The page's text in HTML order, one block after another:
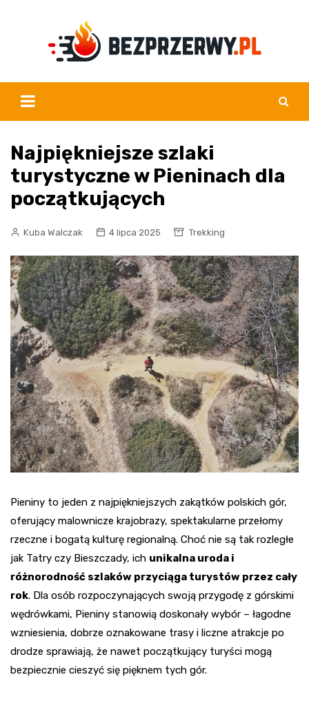
Najpiękniejsze szlaki
turystyczne w Pieninach dla
początkujących
Kuba Walczak 4 lipca 2025 Trekking
Pieniny to jeden z najpiękniejszych zakątków polskich gór,
oferujący malownicze krajobrazy, spektakularne przełomy
rzeczne i bogatą kulturę regionalną. Choć nie są tak rozległe
jak Tatry czy Bieszczady, ich unikalna uroda i
różnorodność szlaków przyciąga turystów przez cały
rok. Dla osób rozpoczynających swoją przygodę z górskimi
wędrówkami, Pieniny stanowią doskonały wybór – łagodne
wzniesienia, dobrze oznakowane trasy i liczne atrakcje po
drodze sprawiają, że nawet początkujący turyści mogą
bezpiecznie cieszyć się pięknem tych gór.